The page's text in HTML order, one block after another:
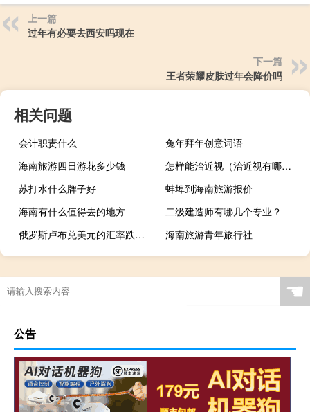
上一篇
过年有必要去西安吗现在
下一篇
王者荣耀皮肤过年会降价吗
相关问题
会计职责什么
兔年拜年创意词语
海南旅游四日游花多少钱
怎样能治近视（治近视有哪些方法）
苏打水什么牌子好
蚌埠到海南旅游报价
海南有什么值得去的地方
二级建造师有哪几个专业？
俄罗斯卢布兑美元的汇率跌幅扩大跌破96的关口
海南旅游青年旅行社
☚
公告